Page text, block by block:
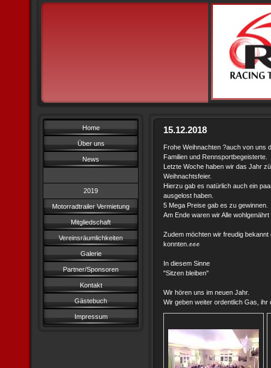
Home
Über uns
News
2019
Motorradtrailer Vermietung
Mitgliedschaft
Vereinsräumlichkeiten
Galerie
Partner/Sponsoren
Kontakt
Gästebuch
Impressum
15.12.2018
Frohe Weihnachten ?auch von uns
Familien und Rennsportbegeisterte.
Letzte Woche haben wir das Jahr
Weihnachtsfeier.
Hierzu gab es natürlich auch ein
ausgelost haben.
5 Mega Preise gab es zu gewinnen.
Am Ende waren wir Alle
Zudem möchten wir freudig
konnten.✊✊✊
In diesem Sinne
"Sitzen bleiben"
Wir hören uns im neuen Jahr.
Wir geben weiter ordentlich Gas, ihr